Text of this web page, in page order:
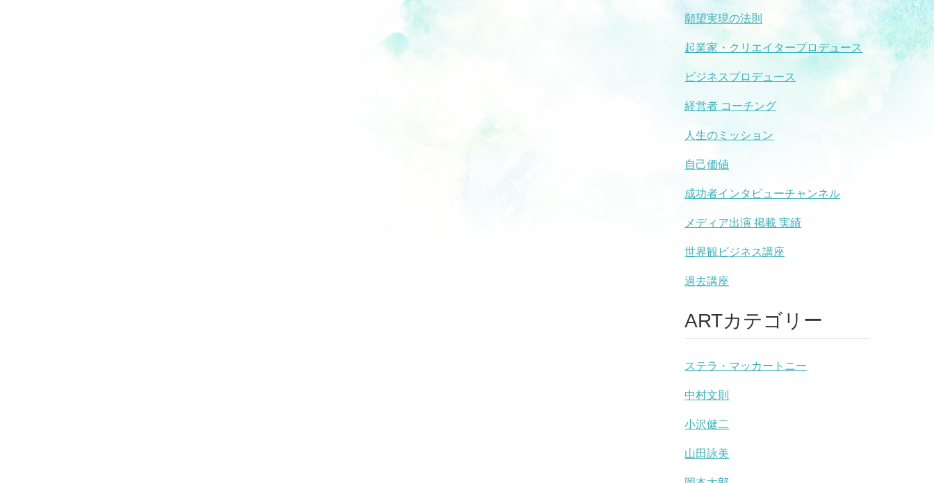
願望実現の法則
起業家・クリエイタープロデュース
ビジネスプロデュース
経営者 コーチング
人生のミッション
自己価値
成功者インタビューチャンネル
メディア出演 掲載 実績
世界観ビジネス講座
過去講座
ARTカテゴリー
ステラ・マッカートニー
中村文則
小沢健二
山田詠美